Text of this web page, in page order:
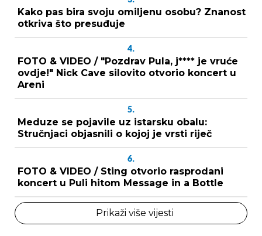
Kako pas bira svoju omiljenu osobu? Znanost
otkriva što presuđuje
4.
FOTO & VIDEO / "Pozdrav Pula, j**** je vruće
ovdje!" Nick Cave silovito otvorio koncert u
Areni
5.
Meduze se pojavile uz istarsku obalu:
Stručnjaci objasnili o kojoj je vrsti riječ
6.
FOTO & VIDEO / Sting otvorio rasprodani
koncert u Puli hitom Message in a Bottle
Prikaži više vijesti